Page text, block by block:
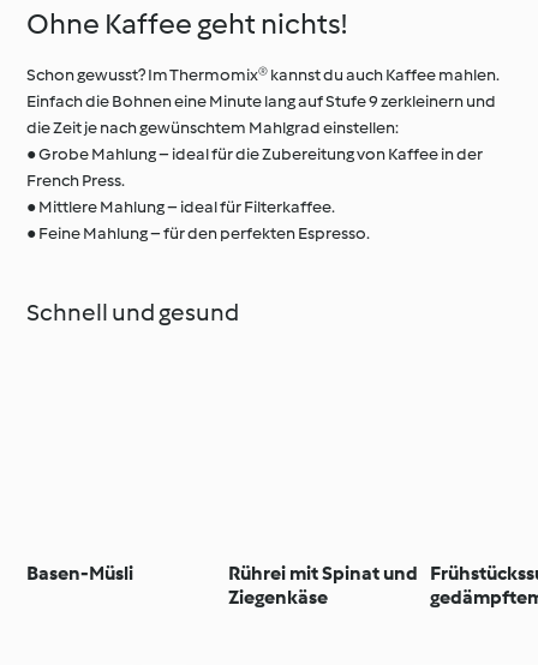
Ohne Kaffee geht nichts!
Schon gewusst? Im Thermomix® kannst du auch Kaffee mahlen.
Einfach die Bohnen eine Minute lang auf Stufe 9 zerkleinern und
die Zeit je nach gewünschtem Mahlgrad einstellen:
● Grobe Mahlung – ideal für die Zubereitung von Kaffee in der
French Press.
● Mittlere Mahlung – ideal für Filterkaffee.
● Feine Mahlung – für den perfekten Espresso.
Schnell und gesund
Basen-Müsli
Rührei mit Spinat und
Ziegenkäse